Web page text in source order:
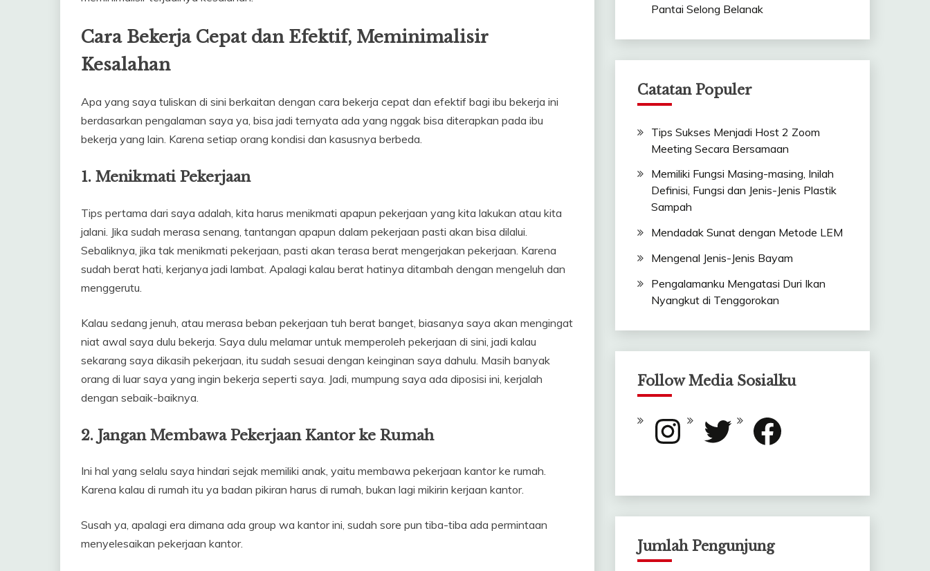
Cara Bekerja Cepat dan Efektif, Meminimalisir
Kesalahan
Apa yang saya tuliskan di sini berkaitan dengan cara bekerja cepat dan efektif bagi ibu bekerja ini
berdasarkan pengalaman saya ya, bisa jadi ternyata ada yang nggak bisa diterapkan pada ibu
bekerja yang lain. Karena setiap orang kondisi dan kasusnya berbeda.
1. Menikmati Pekerjaan
Tips pertama dari saya adalah, kita harus menikmati apapun pekerjaan yang kita lakukan atau kita
jalani. Jika sudah merasa senang, tantangan apapun dalam pekerjaan pasti akan bisa dilalui.
Sebaliknya, jika tak menikmati pekerjaan, pasti akan terasa berat mengerjakan pekerjaan. Karena
sudah berat hati, kerjanya jadi lambat. Apalagi kalau berat hatinya ditambah dengan mengeluh dan
menggerutu.
Kalau sedang jenuh, atau merasa beban pekerjaan tuh berat banget, biasanya saya akan mengingat
niat awal saya dulu bekerja. Saya dulu melamar untuk memperoleh pekerjaan di sini, jadi kalau
sekarang saya dikasih pekerjaan, itu sudah sesuai dengan keinginan saya dahulu. Masih banyak
orang di luar saya yang ingin bekerja seperti saya. Jadi, mumpung saya ada diposisi ini, kerjalah
dengan sebaik-baiknya.
2. Jangan Membawa Pekerjaan Kantor ke Rumah
Ini hal yang selalu saya hindari sejak memiliki anak, yaitu membawa pekerjaan kantor ke rumah.
Karena kalau di rumah itu ya badan pikiran harus di rumah, bukan lagi mikirin kerjaan kantor.
Susah ya, apalagi era dimana ada group wa kantor ini, sudah sore pun tiba-tiba ada permintaan
menyelesaikan pekerjaan kantor.
Pantai Selong Belanak
Catatan Populer
Tips Sukses Menjadi Host 2 Zoom
Meeting Secara Bersamaan
Memiliki Fungsi Masing-masing, Inilah
Definisi, Fungsi dan Jenis-Jenis Plastik
Sampah
Mendadak Sunat dengan Metode LEM
Mengenal Jenis-Jenis Bayam
Pengalamanku Mengatasi Duri Ikan
Nyangkut di Tenggorokan
Follow Media Sosialku
Instagram Twitter Facebook
Jumlah Pengunjung